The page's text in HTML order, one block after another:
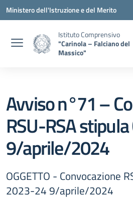
Vai ai contenuti
Vai al menu di navigazione
Vai al footer
Ministero dell'Istruzione e del Merito
Istituto Comprensivo
"Carinola – Falciano del
Massico"
Avviso n°71 –
RSU-RSA
9/aprile/2024
OGGETTO - Convocazione
2023-24 9/aprile/2024